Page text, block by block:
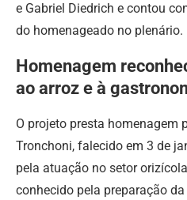
e Gabriel Diedrich e contou
do homenageado no plenário.
Homenagem
ao arroz e à
O projeto presta homenagem
Tronchoni, falecido em 3 de
pela atuação no setor
conhecido pela preparação